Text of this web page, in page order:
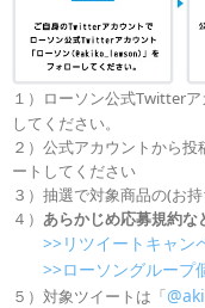
１）ローソン公式Twitter
してください。
２）公式アカウントから
ートしてください
３）抽選で対象商品の(お
４） あらかじめ応募規約
>>リツイートキャン
>>ローソングループ
５）対象ツイートは「